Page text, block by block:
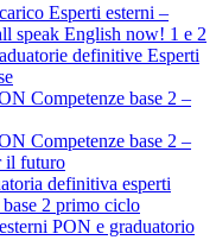
Esperti esterni –
speak English now! 1 e 2
definitive Esperti
Competenze base 2 –
Competenze base 2 –
il futuro
definitiva esperti
2 primo ciclo
PON e graduatorio